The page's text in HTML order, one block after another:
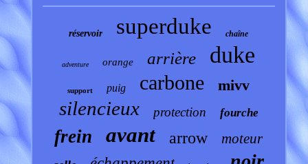
réservoir superduke chaîne
adventure orange arrière duke
support puig carbone mivv
silencieux protection fourche
frein avant arrow moteur